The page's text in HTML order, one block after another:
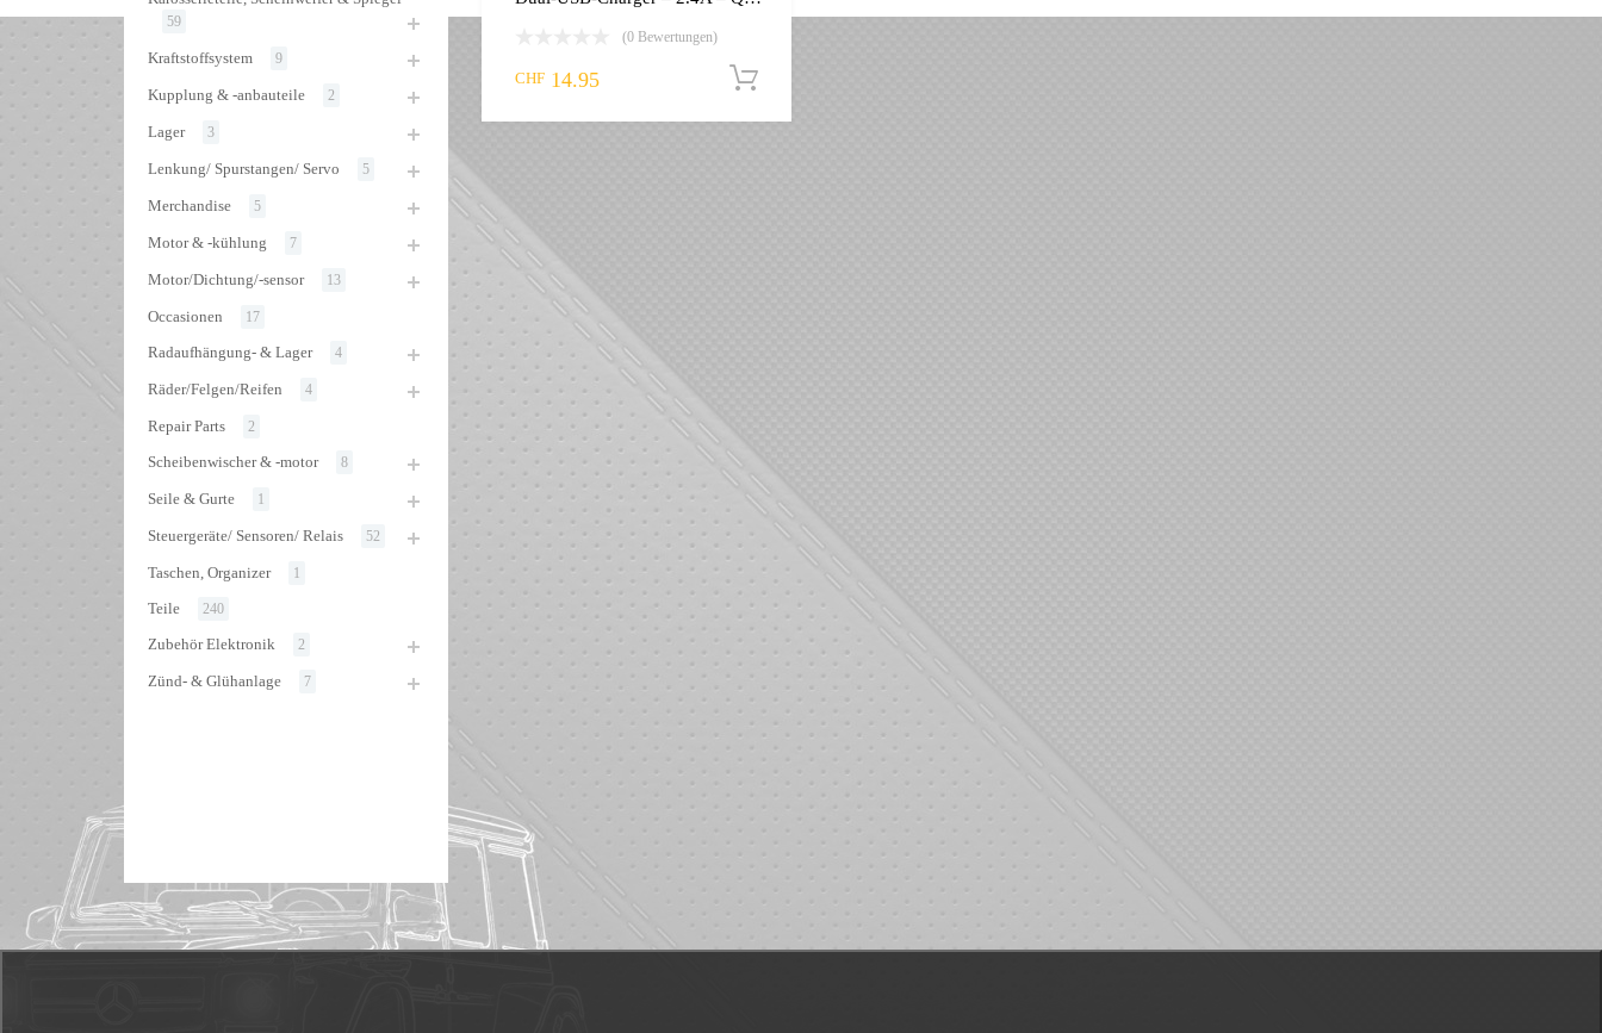
(0 Bewertungen)
CHF 14.95
59
Kraftstoffsystem 9
Kupplung & -anbauteile 2
Lager 3
Lenkung/ Spurstangen/ Servo 5
Merchandise 5
Motor & -kühlung 7
Motor/Dichtung/-sensor 13
Occasionen 17
Radaufhängung- & Lager 4
Räder/Felgen/Reifen 4
Repair Parts 2
Scheibenwischer & -motor 8
Seile & Gurte 1
Steuergeräte/ Sensoren/ Relais 52
Taschen, Organizer 1
Teile 240
Zubehör Elektronik 2
Zünd- & Glühanlage 7